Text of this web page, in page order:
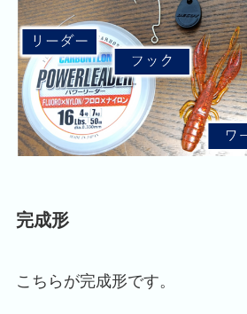
完成形
こちらが完成形です。